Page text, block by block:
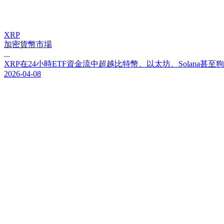
XRP
加密貨幣市場
...
XRP在24小時ETF資金流中超越比特幣 以太坊 Solana甚至狗
2026-04-08